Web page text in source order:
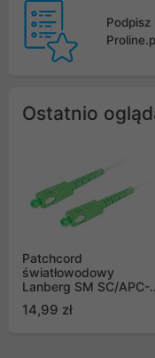
Ostatnio
Patchcord
światłowodowy
Lanberg SM SC/APC-
3.0MM LSZH G657A2
14,99 zł